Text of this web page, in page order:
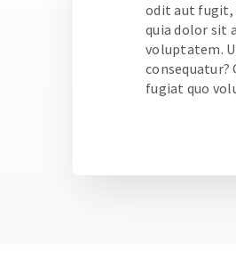
odit aut fugit,
quia dolor sit
voluptatem.
consequatur?
fugiat quo